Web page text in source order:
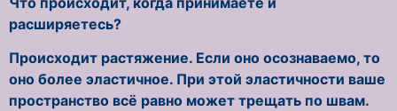
расширяетесь?
Происходит растяжение. Если оно осознаваемо, то
оно более эластичное. При этой эластичности ваше
пространство всё равно может трещать по швам.